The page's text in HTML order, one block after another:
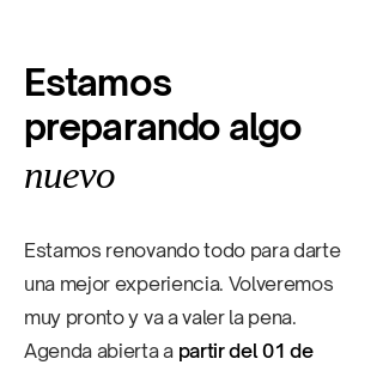
Estamos
preparando algo
nuevo
Estamos renovando todo para darte
una mejor experiencia. Volveremos
muy pronto y va a valer la pena.
Agenda abierta a partir del 01 de